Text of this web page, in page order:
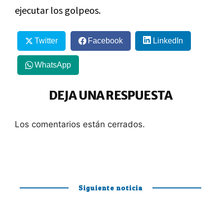
ejecutar los golpeos.
Twitter Facebook LinkedIn
WhatsApp
DEJA UNA RESPUESTA
Los comentarios están cerrados.
Siguiente noticia